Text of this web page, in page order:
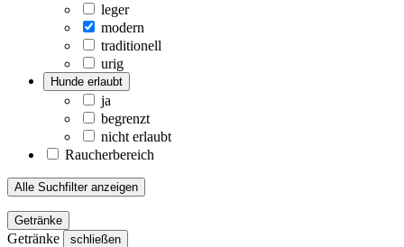
leger
modern
traditionell
urig
Hunde erlaubt
ja
begrenzt
nicht erlaubt
Raucherbereich
Alle Suchfilter anzeigen
Getränke
Getränke schließen